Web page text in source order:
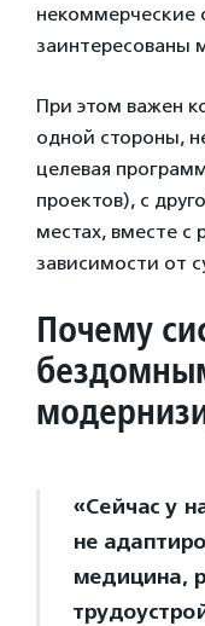
некоммерческие
заинтересованы
При этом важен
одной стороны,
целевая
проектов), с
местах, вместе с
зависимости от
Почему
«Сейчас у
не
медицина,